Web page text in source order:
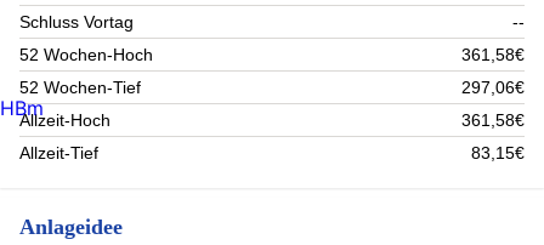
Schluss Vortag
--
52 Wochen-Hoch
361,58€
52 Wochen-Tief
297,06€
Allzeit-Hoch
361,58€
Allzeit-Tief
83,15€
Anlageidee
HBm